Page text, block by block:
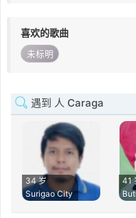
喜欢的歌曲
未标明
遇到 人 Caraga
34 岁
Surigao City
41